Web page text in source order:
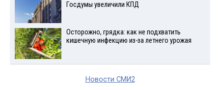
Госдумы увеличили КПД
Осторожно, грядка: как не подхватить
кишечную инфекцию из-за летнего урожая
Новости СМИ2